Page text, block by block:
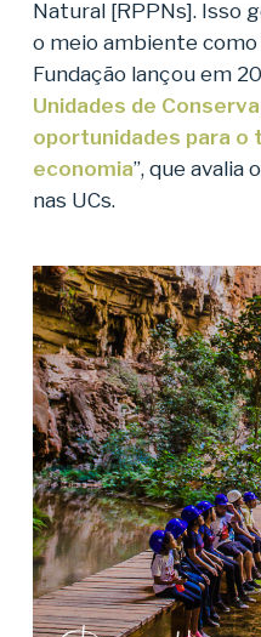
Natural [RPPNs]. Isso
o meio ambiente como
Fundação lançou em
Unidades de
oportunidades para o
economia”, que
nas UCs.